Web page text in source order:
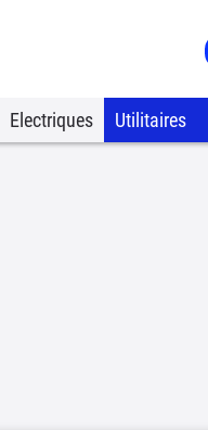
Electriques Utilitaires